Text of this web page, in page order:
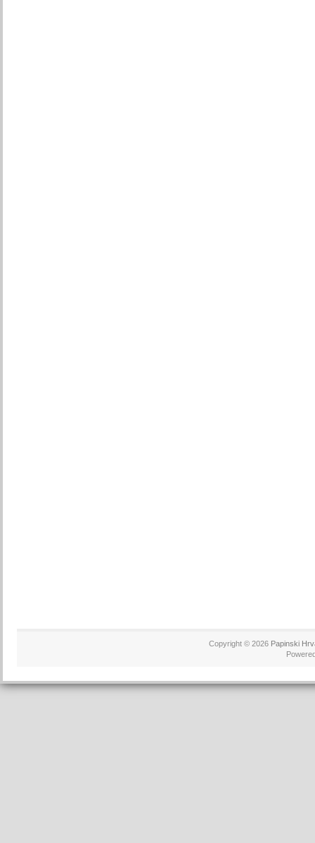
Copyright © 2026 Papinski